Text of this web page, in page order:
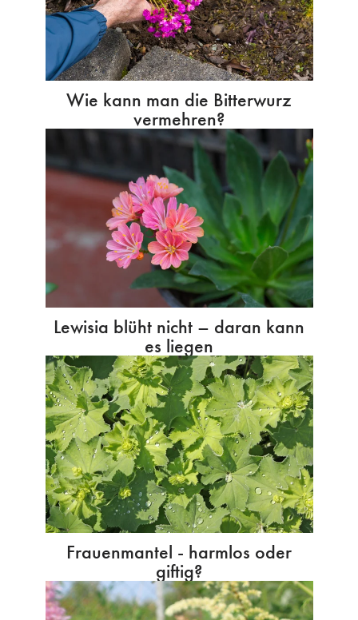
Wie kann man die Bitterwurz
vermehren?
Lewisia blüht nicht – daran kann
es liegen
Frauenmantel - harmlos oder
giftig?